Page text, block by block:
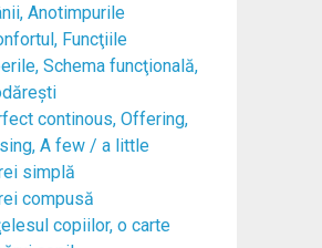
Anotimpurile
Funcţiile
Schema funcţională,
continous, Offering,
A few / a little
simplă
compusă
copiilor, o carte